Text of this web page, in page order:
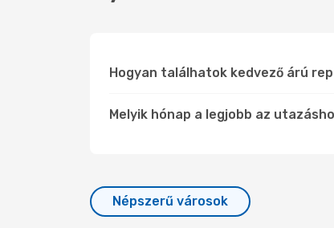
Hogyan találhatok kedvező árú
Melyik hónap a legjobb az
Népszerű városok